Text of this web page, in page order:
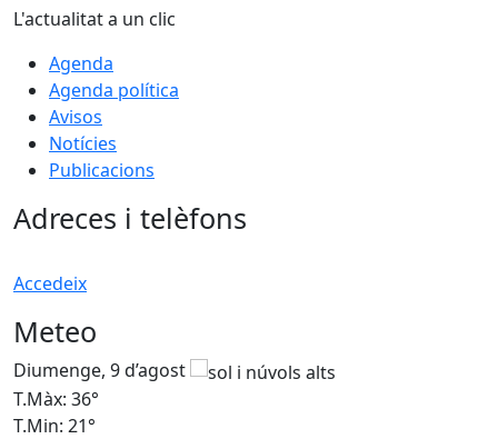
L'actualitat a un clic
Agenda
Agenda política
Avisos
Notícies
Publicacions
Adreces i telèfons
Accedeix
Meteo
Diumenge, 9 d’agost
T.Màx: 36°
T.Min: 21°